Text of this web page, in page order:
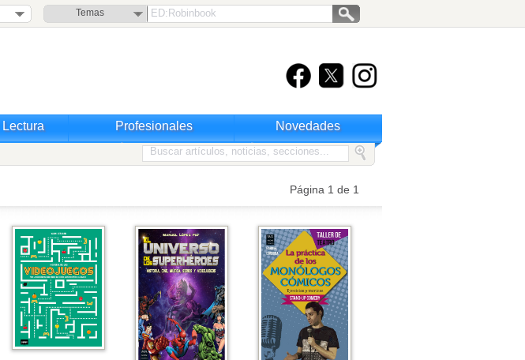
Temas
Lectura Profesionales Novedades
Página 1 de 1